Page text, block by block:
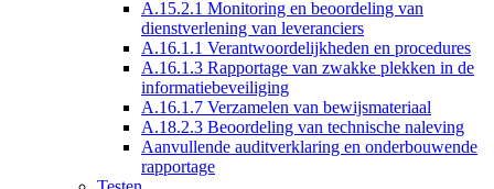
A.15.2.1 Monitoring en beoordeling van
dienstverlening van leveranciers
A.16.1.1 Verantwoordelijkheden en procedures
A.16.1.3 Rapportage van zwakke plekken in de
informatiebeveiliging
A.16.1.7 Verzamelen van bewijsmateriaal
A.18.2.3 Beoordeling van technische naleving
Aanvullende auditverklaring en onderbouwende
rapportage